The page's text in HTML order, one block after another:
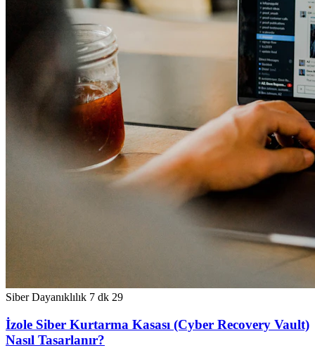
Siber Dayanıklılık 7 dk 29
İzole Siber Kurtarma Kasası (Cyber Recovery Vault)
Nasıl Tasarlanır?